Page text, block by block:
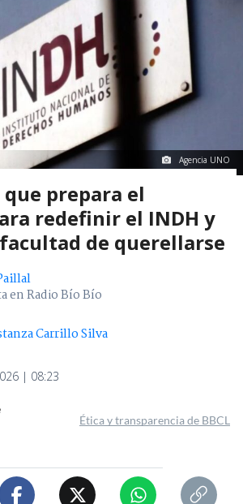
Agencia UNO
prepara el
redefinir el INDH y
de querellarse
en Radio Bío Bío
Carrillo Silva
| 08:23
Ética y transparencia de BBCL